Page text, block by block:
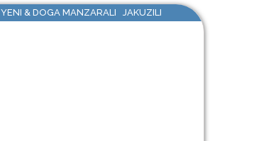
YENI & DOGA MANZARALI JAKUZILI